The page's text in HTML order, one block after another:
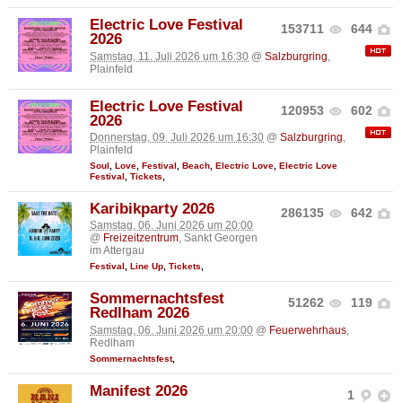
153711 644
Electric Love Festival
2026
Samstag, 11. Juli 2026 um 16:30 @ Salzburgring
Plainfeld
120953 602
Electric Love Festival
2026
Donnerstag, 09. Juli 2026 um 16:30 @ Salzburgring,
Plainfeld
Soul Love Festival Beach Electric Love Electric Love
Festival
Tickets
286135 642
Karibikparty 2026
Samstag, 06. Juni 2026 um 20:00
@ Freizeitzentrum, Sankt Georgen
im Attergau
Festival, Line Up, Tickets,
51262 119
Sommernachtsfest
Redlham 2026
Samstag, 06. Juni 2026 um 20:00 @ Feuerwehrhaus
Redlham
Sommernachtsfest,
1
Manifest 2026